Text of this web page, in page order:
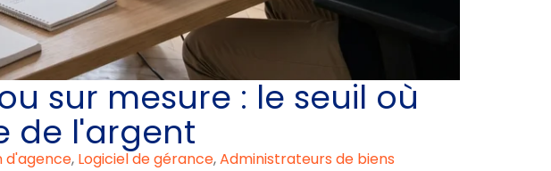
sur mesure : le seuil où
de l'argent
d'agence, Logiciel de gérance,Administrateurs de biens